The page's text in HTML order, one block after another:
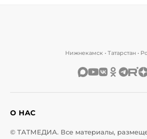
Нижнекамск • Татарстан •
О НАС
© ТАТМЕДИА. Все материалы,